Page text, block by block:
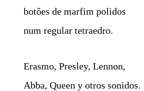
botões de marfim polidos
num regular tetraedro.
Erasmo, Presley, Lennon,
Abba, Queen y otros sonidos.